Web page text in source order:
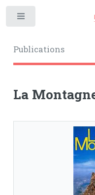
Publications
La